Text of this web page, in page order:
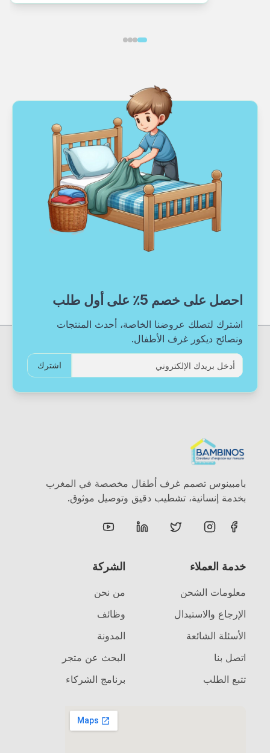
احصل على خصم 5٪ على أول طلب
اشترك لتصلك عروضنا الخاصة، أحدث المنتجات
ونصائح ديكور غرف الأطفال.
اشترك
بامبينوس تصمم غرف أطفال مخصصة في المغرب
بخدمة إنسانية، تشطيب دقيق وتوصيل موثوق.
خدمة العملاء
معلومات الشحن
الإرجاع والاستبدال
الأسئلة الشائعة
اتصل بنا
تتبع الطلب
الشركة
من نحن
وظائف
المدونة
البحث عن متجر
برنامج الشركاء